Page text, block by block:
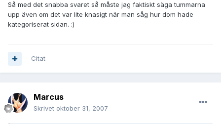
Så med det snabba svaret så måste jag faktiskt säga tummarna
upp även om det var lite knasigt när man såg hur dom hade
kategoriserat sidan. :)
Citat
Marcus
Skrivet oktober 31, 2007